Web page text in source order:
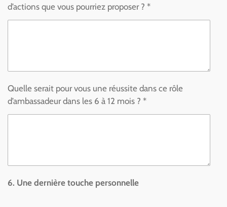
d’actions que vous pourriez proposer ? *
Quelle serait pour vous une réussite dans ce rôle
d’ambassadeur dans les 6 à 12 mois ? *
6. Une dernière touche personnelle